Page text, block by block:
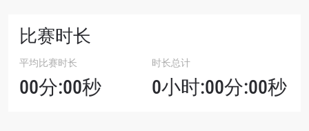
比赛时长
平均比赛时长
00分:00秒
时长总计
0小时:00分:00秒